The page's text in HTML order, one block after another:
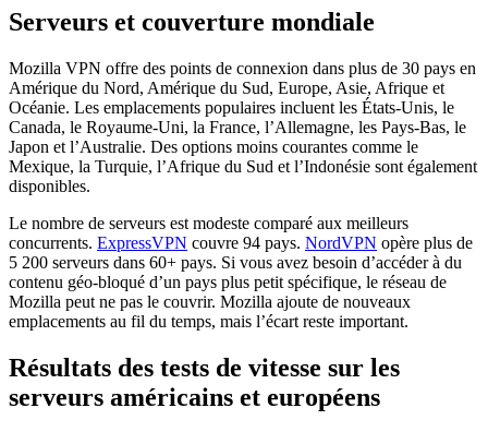
Serveurs et couverture mondiale
Mozilla VPN offre des points de connexion dans plus de 30 pays en
Amérique du Nord, Amérique du Sud, Europe, Asie, Afrique et
Océanie. Les emplacements populaires incluent les États-Unis, le
Canada, le Royaume-Uni, la France, l’Allemagne, les Pays-Bas, le
Japon et l’Australie. Des options moins courantes comme le
Mexique, la Turquie, l’Afrique du Sud et l’Indonésie sont également
disponibles.
Le nombre de serveurs est modeste comparé aux meilleurs
concurrents. ExpressVPN couvre 94 pays. NordVPN opère plus de
5 200 serveurs dans 60+ pays. Si vous avez besoin d’accéder à du
contenu géo-bloqué d’un pays plus petit spécifique, le réseau de
Mozilla peut ne pas le couvrir. Mozilla ajoute de nouveaux
emplacements au fil du temps, mais l’écart reste important.
Résultats des tests de vitesse sur les
serveurs américains et européens